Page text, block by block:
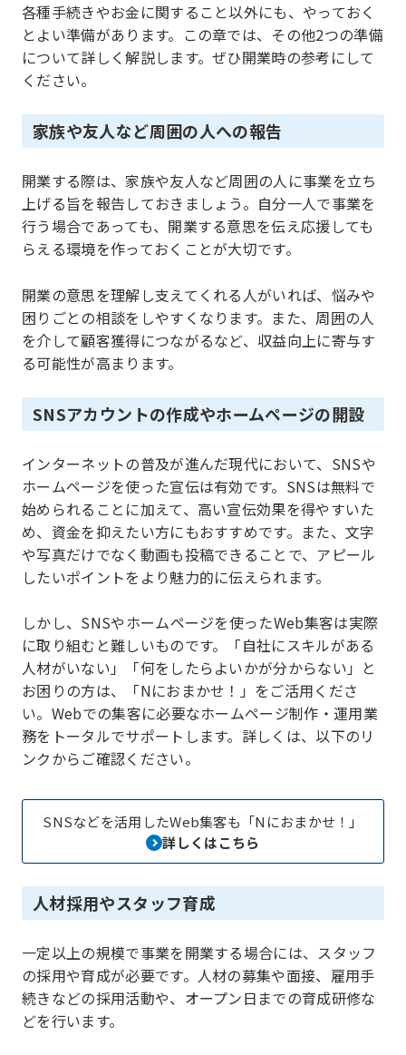
各種手続きやお金に関すること以外にも、やっておく
とよい準備があります。この章では、その他2つの準備
について詳しく解説します。ぜひ開業時の参考にして
ください。
家族や友人など周囲の人への報告
開業する際は、家族や友人など周囲の人に事業を立ち
上げる旨を報告しておきましょう。自分一人で事業を
行う場合であっても、開業する意思を伝え応援しても
らえる環境を作っておくことが大切です。
開業の意思を理解し支えてくれる人がいれば、悩みや
困りごとの相談をしやすくなります。また、周囲の人
を介して顧客獲得につながるなど、収益向上に寄与す
る可能性が高まります。
SNSアカウントの作成やホームページの開設
インターネットの普及が進んだ現代において、SNSや
ホームページを使った宣伝は有効です。SNSは無料で
始められることに加えて、高い宣伝効果を得やすいた
め、資金を抑えたい方にもおすすめです。また、文字
や写真だけでなく動画も投稿できることで、アピール
したいポイントをより魅力的に伝えられます。
しかし、SNSやホームページを使ったWeb集客は実際
に取り組むと難しいものです。「自社にスキルがある
人材がいない」「何をしたらよいかが分からない」と
お困りの方は、「Nにおまかせ！」をご活用くださ
い。Webでの集客に必要なホームページ制作・運用業
務をトータルでサポートします。詳しくは、以下のリ
ンクからご確認ください。
SNSなどを活用したWeb集客も「Nにおまかせ！」
詳しくはこちら
人材採用やスタッフ育成
一定以上の規模で事業を開業する場合には、スタッフ
の採用や育成が必要です。人材の募集や面接、雇用手
続きなどの採用活動や、オープン日までの育成研修な
どを行います。